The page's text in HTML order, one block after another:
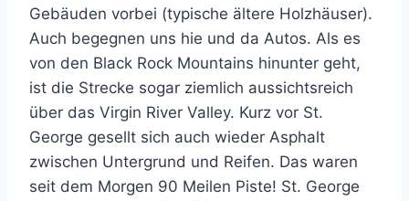
Gebäuden vorbei (typische ältere Holzhäuser).
Auch begegnen uns hie und da Autos. Als es
von den Black Rock Mountains hinunter geht,
ist die Strecke sogar ziemlich aussichtsreich
über das Virgin River Valley. Kurz vor St.
George gesellt sich auch wieder Asphalt
zwischen Untergrund und Reifen. Das waren
seit dem Morgen 90 Meilen Piste! St. George